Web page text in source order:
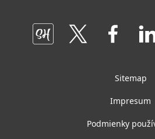
Join
us
on
Join
on
Join
Join
on
Sitemap
Impresum
Podmienky